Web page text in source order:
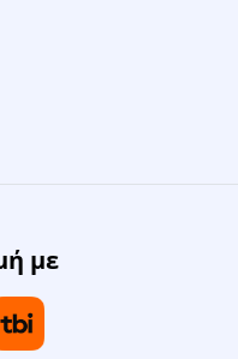
με